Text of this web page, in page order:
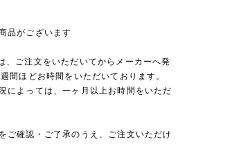
品がございます
、ご注文をいただいてからメーカーへ発
間ほどお時間をいただいております。
によっては、一ヶ月以上お時間をいただ
ご確認・ご了承のうえ、ご注文いただけ